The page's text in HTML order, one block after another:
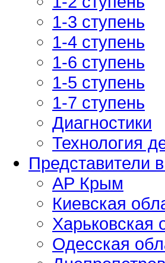
1-3 ступень
1-4 ступень
1-6 ступень
1-5 ступень
1-7 ступень
Диагностики
Технология
Представители
АР Крым
Киевская
Харьковская
Одесская